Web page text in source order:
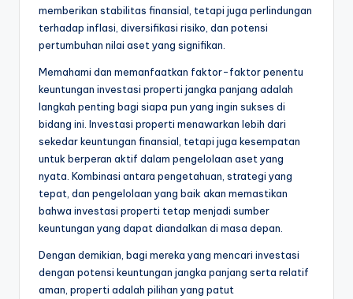
memberikan stabilitas finansial, tetapi juga perlindungan
terhadap inflasi, diversifikasi risiko, dan potensi
pertumbuhan nilai aset yang signifikan.
Memahami dan memanfaatkan faktor-faktor penentu
keuntungan investasi properti jangka panjang adalah
langkah penting bagi siapa pun yang ingin sukses di
bidang ini. Investasi properti menawarkan lebih dari
sekedar keuntungan finansial, tetapi juga kesempatan
untuk berperan aktif dalam pengelolaan aset yang
nyata. Kombinasi antara pengetahuan, strategi yang
tepat, dan pengelolaan yang baik akan memastikan
bahwa investasi properti tetap menjadi sumber
keuntungan yang dapat diandalkan di masa depan.
Dengan demikian, bagi mereka yang mencari investasi
dengan potensi keuntungan jangka panjang serta relatif
aman, properti adalah pilihan yang patut